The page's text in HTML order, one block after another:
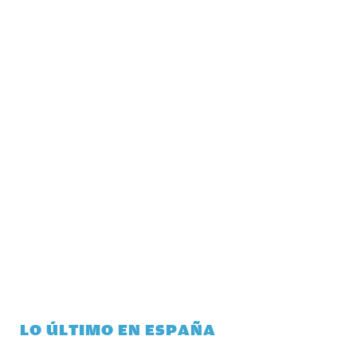
LO ÚLTIMO EN ESPAÑA